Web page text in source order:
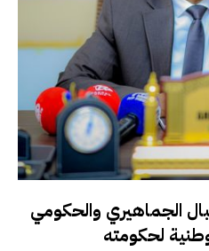
الجماهيري والحكومي
لحكومته